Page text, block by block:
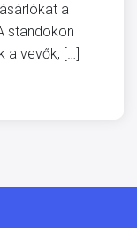
a
standokon
a vevők, […]